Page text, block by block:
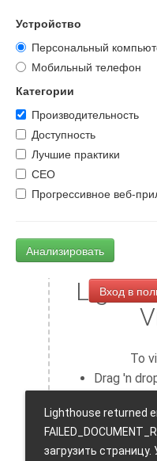
Устройство
Персональный
Мобильный телефон
Категории
Производительность
Доступность
Лучшие практики
СЕО
Прогрессивное веб-
Анализировать
Вход в